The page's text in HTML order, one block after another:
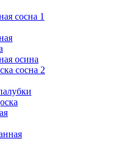
сосна 1
осина
сосна 2